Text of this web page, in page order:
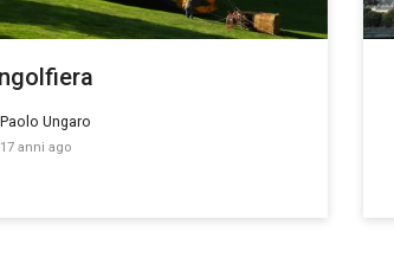
Paolo Ungaro
17 anni ago